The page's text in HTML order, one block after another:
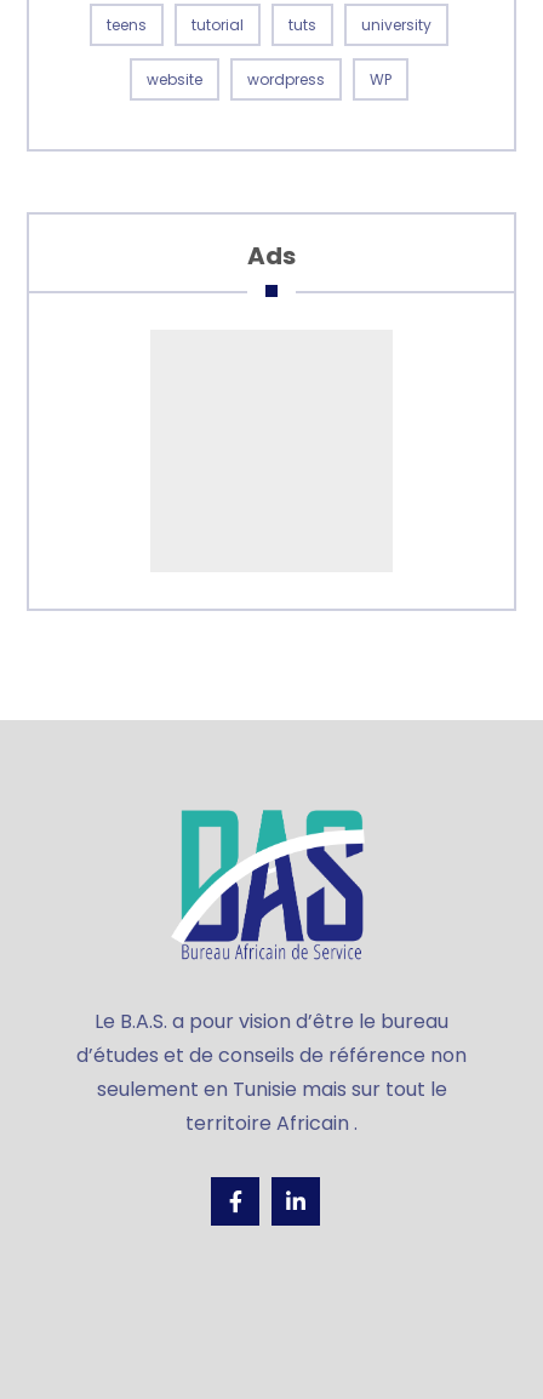
teens tutorial tuts university
website wordpress WP
Ads
Le B.A.S. a pour vision d’être le bureau
d’études et de conseils de référence non
seulement en Tunisie mais sur tout le
territoire Africain .